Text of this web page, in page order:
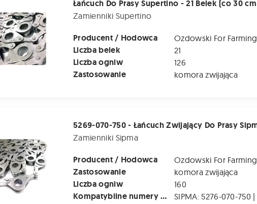
Zamienniki Supertino
Producent / Hodowca Ozdowski For Farming
Liczba belek 21
Liczba ogniw 126
Zastosowanie komora zwijająca
Zamienniki Sipma
Producent / Hodowca Ozdowski For Farming
Zastosowanie komora zwijająca
Liczba ogniw 160
Kompatybilne numery katalogowe